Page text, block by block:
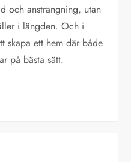
och ansträngning, utan
i längden. Och i
skapa ett hem där både
på bästa sätt.